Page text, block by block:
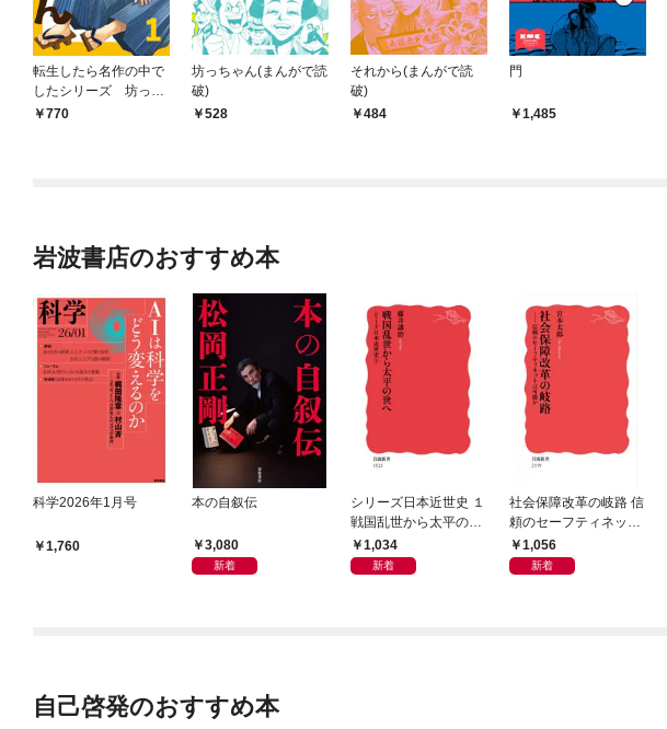
転生したら名作の中で
したシリーズ 坊っち
ゃん １巻
770
坊っちゃん(まんがで読
破)
528
それから(まんがで読
破)
484
門
1,485
岩波書店のおすすめ本
科学2026年1月号
1,760
本の自叙伝
3,080
新着
シリーズ日本近世史 １
戦国乱世から太平の世
へ1,034
新着
社会保障改革の岐路 信
頼のセーフティネット
は可能か
1,056
新着
自己啓発のおすすめ本